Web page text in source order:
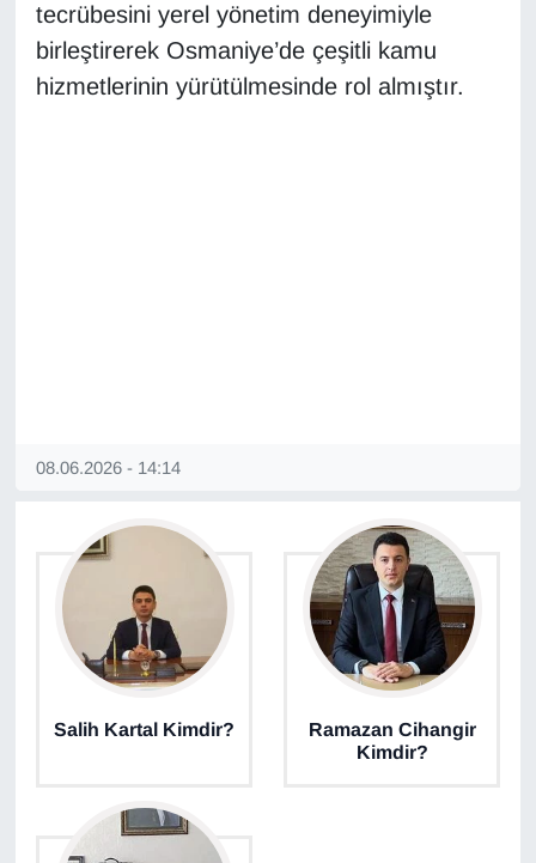
tecrübesini yerel yönetim deneyimiyle
birleştirerek Osmaniye’de çeşitli kamu
hizmetlerinin yürütülmesinde rol almıştır.
08.06.2026 - 14:14
Salih Kartal Kimdir?
Ramazan Cihangir
Kimdir?